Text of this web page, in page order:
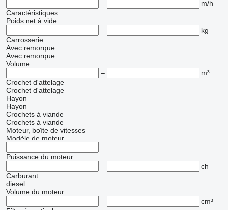
–
m/h
Caractéristiques
Poids net à vide
–
kg
Carrosserie
Avec remorque
Avec remorque
Volume
–
m³
Crochet d'attelage
Crochet d'attelage
Hayon
Hayon
Crochets à viande
Crochets à viande
Moteur, boîte de vitesses
Modèle de moteur
Puissance du moteur
–
ch
Carburant
diesel
Volume du moteur
–
cm³